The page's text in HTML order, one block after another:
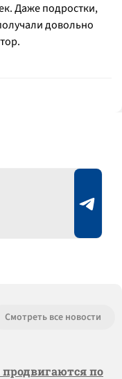
Даже подростки,
довольно
Смотреть все новости
продвигаются по